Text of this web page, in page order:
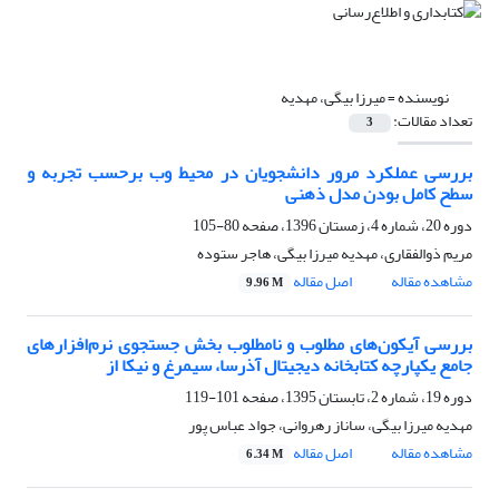
نویسنده =میرزا بیگی، مهدیه
تعداد مقالات: 3
بررسی عملکرد مرور دانشجویان در محیط وب برحسب تجربه و
سطح کامل بودن مدل ذهنی
دوره 20، شماره 4، زمستان 1396، صفحه
80-105
مریم ذوالفقاری، مهدیه میرزا بیگی، هاجر ستوده
مشاهده مقاله
اصل مقاله 9.96 M
بررسی آیکون‌های مطلوب و نامطلوب بخش جستجوی نرم‌افزارهای
جامع یکپارچه کتابخانه دیجیتال آذرسا، سیمرغ و نیکا از
دوره 19، شماره 2، تابستان 1395، صفحه
101-119
مهدیه میرزا بیگی، ساناز رهروانی، جواد عباس پور
مشاهده مقاله
اصل مقاله 6.34 M